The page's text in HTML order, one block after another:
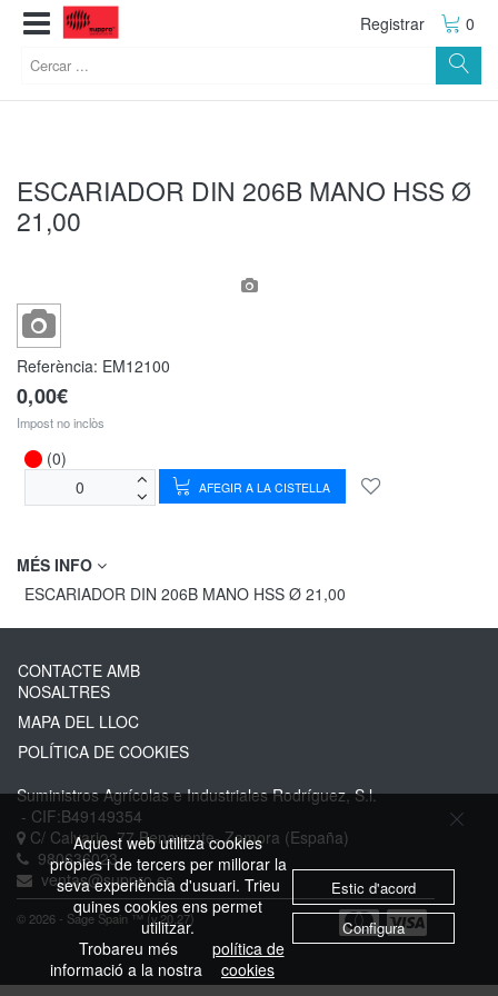
Registrar 0
ESCARIADOR DIN 206B MANO HSS Ø
21,00
Referència: EM12100
0,00€
Impost no inclòs
(0)
AFEGIR A LA CISTELLA
MÉS INFO
ESCARIADOR DIN 206B MANO HSS Ø 21,00
CONTACTE AMB
NOSALTRES
MAPA DEL LLOC
POLÍTICA DE COOKIES
Suministros Agrícolas e Industriales Rodríguez, S.l.
- CIF:B49149354
C/ Calvario, 77Benavente-Zamora (España)
980636023
ventas@suppro.es
© 2026 - Sage Spain ™ (v.20.27)
Aquest web utilitza cookies
pròpies i de tercers per millorar la
seva experiència d'usuari. Trieu
quines cookies ens permet
utilitzar.
Trobareu més
informació a la nostra
política de
cookies
Estic d'acord
Configura